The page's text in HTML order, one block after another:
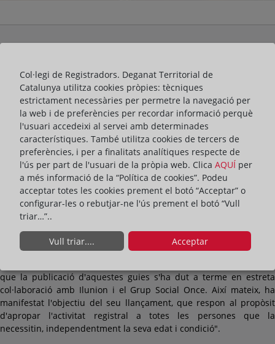
en braille, a fi de fer-la accessible a persones cegues. Alhora,
també ha donat a conèixer la publicació de dos fullets didàctics
en català adaptats a lectura fàcil perquè les persones amb
discapacitat psíquica puguin accedir a la informació que ofereixen
els registres.
L'anunci de l'edició de tots dos materials ha estat exposat en el
marc d'una jornada divulgativa celebrada en la seu del Deganat
dels Registradors a Barcelona, que ha portat per títol
'Coordenades jurídiques de la discapacitat: construir des de la
dignitat i l'autonomia', i que ha congregat a experts i acadèmics
per a reflexionar sobre la realitat a la qual s'enfronten les
Durant l'acte, la directora de Relacions Institucionals del Deganat
que la publicació d'aquestes guies s'ha dut a terme en estreta
col·laboració amb Ilunion i el Grup Social Once. Així mateix, ha
manifestat l'objectiu del seu llançament, que respon al propòsit
d'apropar l'activitat registral a totes les persones que la
necessitin, independentment la seva edat i condició".
Col·legi de Registradors. Deganat Territorial de
Catalunya utilitza cookies pròpies: tècniques
estrictament necessàries per permetre la navegació per
la web i de preferències per recordar informació perquè
l'usuari accedeixi al servei amb determinades
característiques. També utilitza cookies de tercers de
preferències, i per a finalitats analítiques respecte de
l'ús per part de l'usuari de la pròpia web. Clica AQUÍ per
a més informació de la “Política de cookies”. Podeu
acceptar totes les cookies prement el botó “Acceptar” o
configurar-les o rebutjar-ne l'ús prement el botó “Vull
triar…”..
Vull triar.... Acceptar